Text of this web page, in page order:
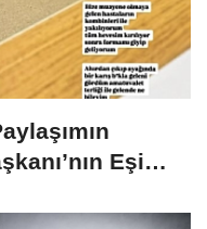
Eşi